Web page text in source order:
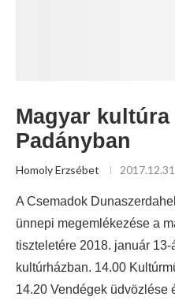
Magyar
Padányban
Homoly Erzsébet
A Csemadok
ünnepi megemlékezése a
tiszteletére 2018. január
kultúrházban. 14.00
14.20 Vendégek üdvözlése